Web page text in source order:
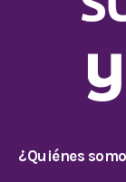
¿Quiénes